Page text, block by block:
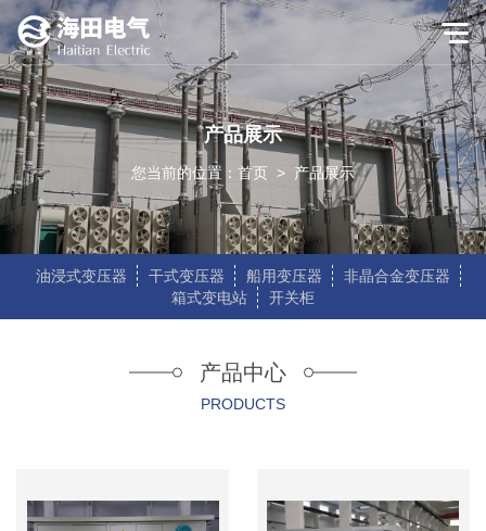
产品展示
您当前的位置： 首页 > 产品展示
油浸式变压器 干式变压器 船用变压器
非晶合金变压器
箱式变电站
开关柜
产品中心
PRODUCTS